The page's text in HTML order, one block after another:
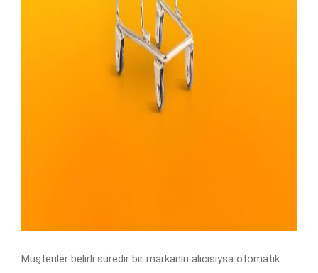
Müşteriler belirli süredir bir markanın alıcısıysa otomatik